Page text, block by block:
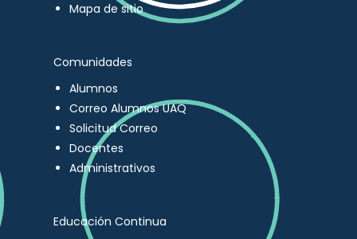
Mapa de sitio
Comunidades
Alumnos
Correo Alumnos UAQ
Solicitud Correo
Docentes
Administrativos
Educación Continua